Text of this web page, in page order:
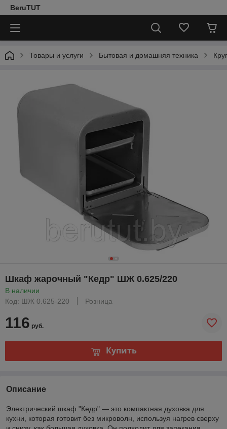
BeruTUT
Товары и услуги Бытовая и домашняя техника
Шкаф жарочный "Кедр" ШЖ 0.625/220
В наличии
Код: ШЖ 0.625-220
Розница
116 руб.
Купить
Описание
Электрический шкаф "Кедр" — это компактная духовка для
кухни, которая готовит без микроволн, используя нагрев сверху